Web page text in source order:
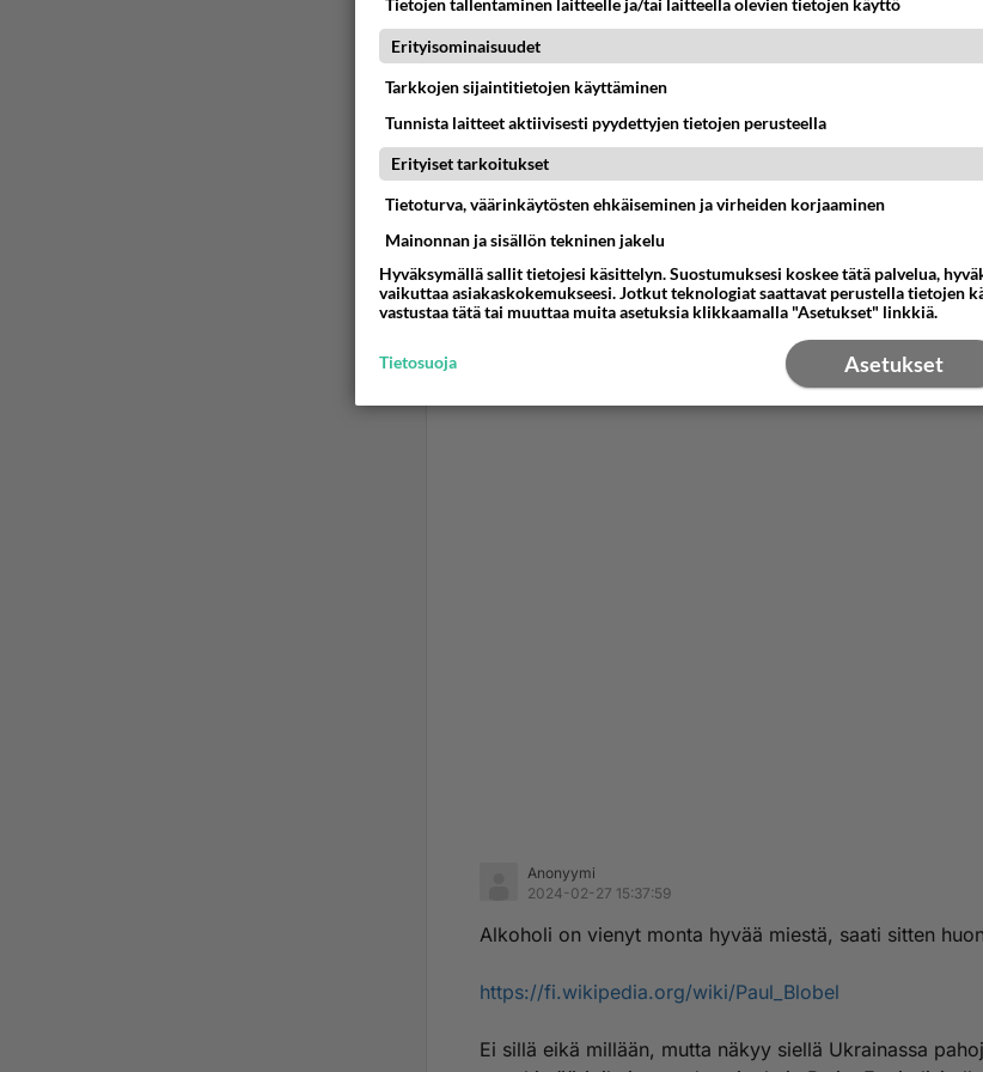
Olette asian ytimessä.
Anonyymi
2024-02-27 15:37:59
Alkoholi on vienyt monta hyvää miestä, saati sitten
https://fi.wikipedia.org/wiki/Paul_Blobel
Ei sillä eikä millään, mutta näkyy siellä Ukrainassa
Tietojen tallentaminen laitteelle ja/tai laitteella olevien tietojen käyttö
Erityisominaisuudet
Tarkkojen sijaintitietojen käyttäminen
Tunnista laitteet aktiivisesti pyydettyjen tietojen perusteella
Erityiset tarkoitukset
Tietoturva, väärinkäytösten ehkäiseminen ja virheiden korjaaminen
Mainonnan ja sisällön tekninen jakelu
Hyväksymällä sallit tietojesi käsittelyn. Suostumuksesi koskee tätä palvelua,
vaikuttaa asiakaskokemukseesi. Jotkut teknologiat saattavat perustella tietojen
vastustaa tätä tai muuttaa muita asetuksia klikkaamalla "Asetukset" linkkiä.
Asetukset
Tietosuoja